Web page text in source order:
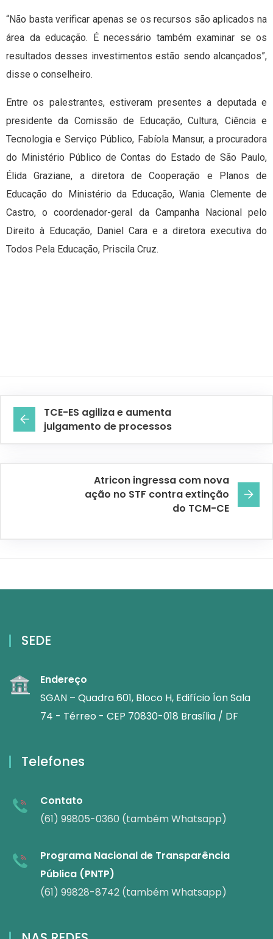
“Não basta verificar apenas se os recursos são aplicados na
área da educação. É necessário também examinar se os
resultados desses investimentos estão sendo alcançados”,
disse o conselheiro.
Entre os palestrantes, estiveram presentes a deputada e
presidente da Comissão de Educação, Cultura, Ciência e
Tecnologia e Serviço Público, Fabíola Mansur, a procuradora
do Ministério Público de Contas do Estado de São Paulo,
Élida Graziane, a diretora de Cooperação e Planos de
Educação do Ministério da Educação, Wania Clemente de
Castro, o coordenador-geral da Campanha Nacional pelo
Direito à Educação, Daniel Cara e a diretora executiva do
Todos Pela Educação, Priscila Cruz.
TCE-ES agiliza e aumenta
julgamento de processos
Atricon ingressa com nova
ação no STF contra extinção
do TCM-CE
SEDE
Endereço
SGAN – Quadra 601, Bloco H, Edifício Íon Sala
74 - Térreo - CEP 70830-018 Brasília / DF
Telefones
Contato
(61) 99805-0360 (também Whatsapp)
Programa Nacional de Transparência
Pública (PNTP)
(61) 99828-8742 (também Whatsapp)